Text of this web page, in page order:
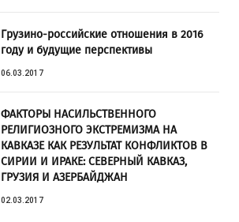
Грузино-российские отношения в 2016
году и будущие перспективы
06.03.2017
ФАКТОРЫ НАСИЛЬСТВЕННОГО
РЕЛИГИОЗНОГО ЭКСТРЕМИЗМА НА
КАВКАЗЕ КАК РЕЗУЛЬТАТ КОНФЛИКТОВ В
СИРИИ И ИРАКЕ: СЕВЕРНЫЙ КАВКАЗ,
ГРУЗИЯ И АЗЕРБАЙДЖАН
02.03.2017